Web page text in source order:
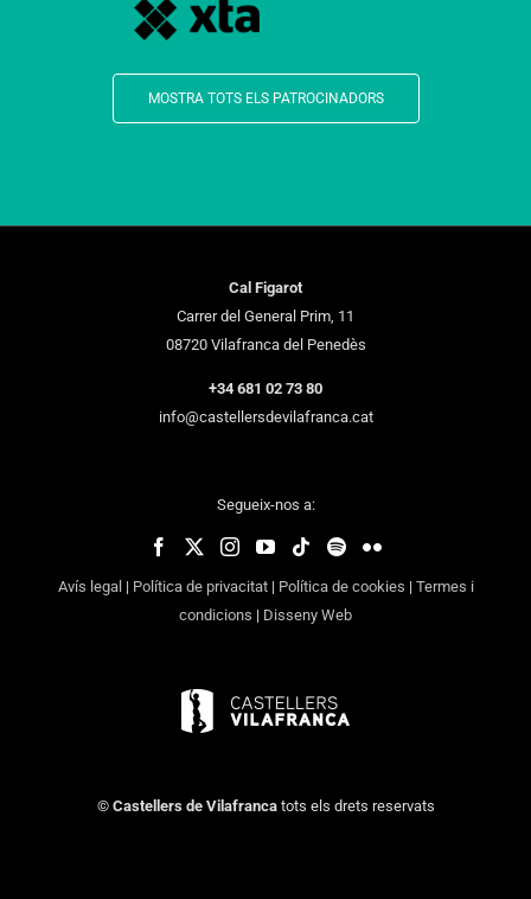
MOSTRA TOTS ELS PATROCINADORS
Cal Figarot
Carrer del General Prim, 11
08720 Vilafranca del Penedès
+34 681 02 73 80
info@castellersdevilafranca.cat
Segueix-nos a:
Avís legal | Política de privacitat| Política de cookies | Termes i
condicions | Disseny Web
© Castellers de Vilafrancatots els drets reservats